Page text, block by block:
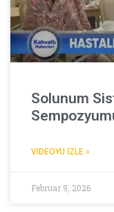
Solunum
VIDEOYU İZLE »
Februar 9, 2026